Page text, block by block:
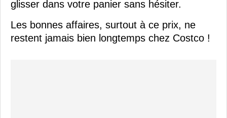
glisser dans votre panier sans hésiter.
Les bonnes affaires, surtout à ce prix, ne
restent jamais bien longtemps chez Costco !